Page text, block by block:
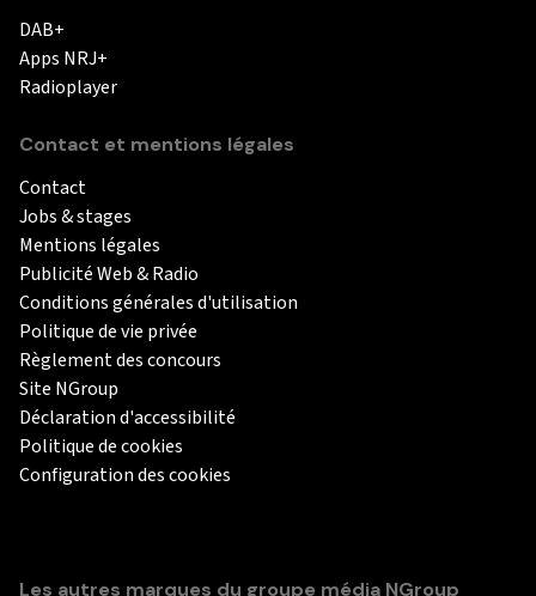
DAB+
Apps NRJ+
Radioplayer
Contact et mentions légales
Contact
Jobs & stages
Mentions légales
Publicité Web & Radio
Conditions générales d'utilisation
Politique de vie privée
Règlement des concours
Site NGroup
Déclaration d'accessibilité
Politique de cookies
Configuration des cookies
Les autres marques du groupe média NGroup